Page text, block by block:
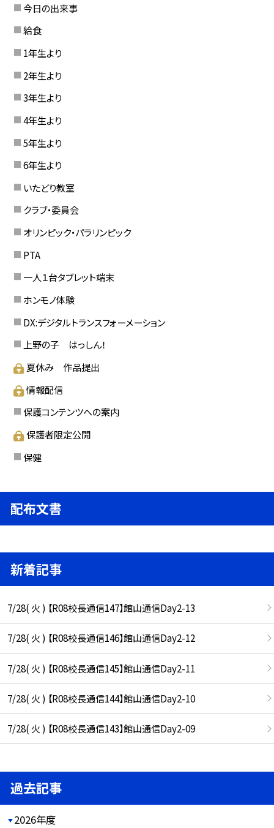
今日の出来事
給食
1年生より
2年生より
3年生より
4年生より
5年生より
6年生より
いたどり教室
クラブ・委員会
オリンピック・パラリンピック
PTA
一人１台タブレット端末
ホンモノ体験
DX:デジタルトランスフォーメーション
上野の子 はっしん！
夏休み 作品提出
情報配信
保護コンテンツへの案内
保護者限定公開
保健
配布文書
新着記事
7/28( 火 ) 【R08校長通信147】館山通信Day2-13
7/28( 火 ) 【R08校長通信146】館山通信Day2-12
7/28( 火 ) 【R08校長通信145】館山通信Day2-11
7/28( 火 ) 【R08校長通信144】館山通信Day2-10
7/28( 火 ) 【R08校長通信143】館山通信Day2-09
過去記事
2026年度